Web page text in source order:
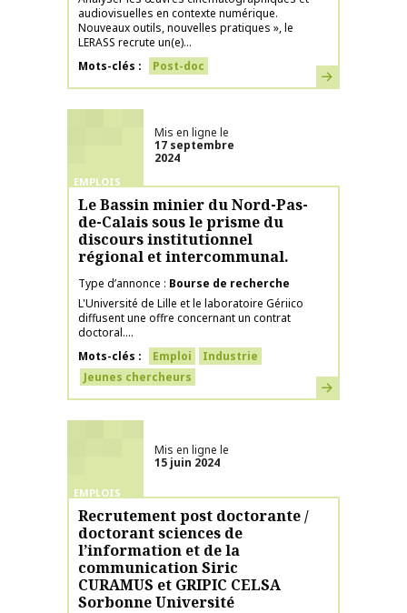
audiovisuelles en contexte numérique.
Nouveaux outils, nouvelles pratiques », le
LERASS recrute un(e)...
Mots-clés
Post-doc En savoir plus
EMPLOIS
Mis en ligne le
17 septembre
2024
Le Bassin minier du Nord-Pas-
de-Calais sous le prisme du
discours institutionnel
régional et intercommunal.
Type d’annonce
Bourse de recherche
L'Université de Lille et le laboratoire Gériico
diffusent une offre concernant un contrat
doctoral....
Mots-clés
Emploi
Industrie
Jeunes chercheurs
En savoir plus
EMPLOIS
Mis en ligne le
15 juin 2024
Recrutement post doctorante /
doctorant sciences de
l’information et de la
communication Siric
CURAMUS et GRIPIC CELSA
Sorbonne Université